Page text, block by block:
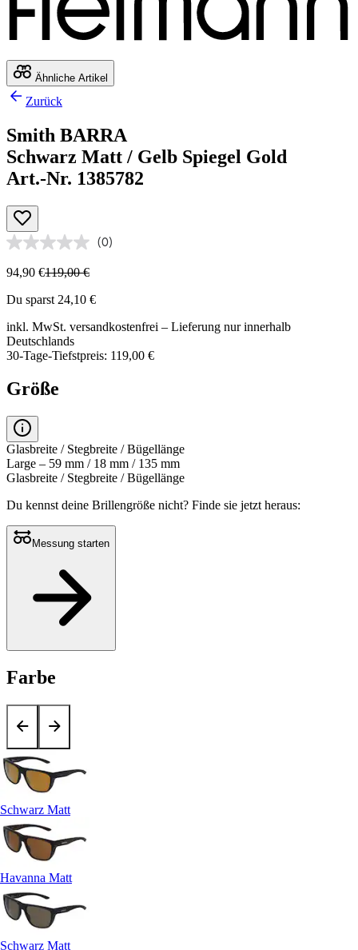
Ähnliche Artikel
Zurück
Smith BARRA
Schwarz Matt / Gelb Spiegel Gold
Art.-Nr. 1385782
(0)
94,90 €119,00 €
Du sparst 24,10 €
inkl. MwSt. versandkostenfrei – Lieferung nur innerhalb
Deutschlands
30-Tage-Tiefstpreis: 119,00 €
Größe
Glasbreite / Stegbreite / Bügellänge
Large – 59 mm / 18 mm / 135 mm
Glasbreite / Stegbreite / Bügellänge
Du kennst deine Brillengröße nicht? Finde sie jetzt heraus:
Messung starten
Farbe
Schwarz Matt
Havanna Matt
Schwarz Matt